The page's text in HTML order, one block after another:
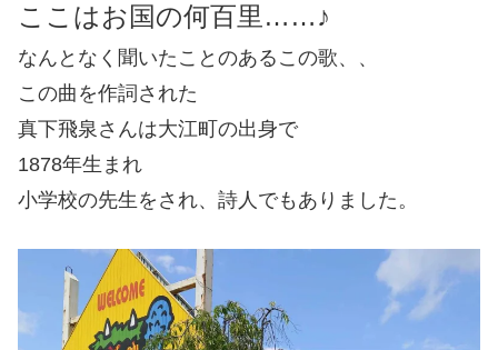
ここはお国の何百里……♪
なんとなく聞いたことのあるこの歌、、
この曲を作詞された
真下飛泉さんは大江町の出身で
1878年生まれ
小学校の先生をされ、詩人でもありました。